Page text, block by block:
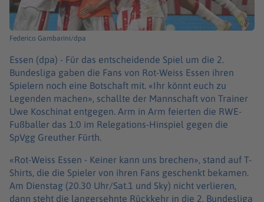
Federico Gambarini/dpa
Essen (dpa) - Für das entscheidende Spiel um die 2.
Bundesliga gaben die Fans von Rot-Weiss Essen ihren
Spielern noch eine Botschaft mit. «Ihr könnt euch zu
Legenden machen», schallte der Mannschaft von Trainer
Uwe Koschinat entgegen. Arm in Arm feierten die RWE-
Fußballer das 1:0 im Relegations-Hinspiel gegen die
SpVgg Greuther Fürth.
«Rot-Weiss Essen - Keiner kann uns brechen», stand auf T-
Shirts, die die Spieler von ihren Fans geschenkt bekamen.
Am Dienstag (20.30 Uhr/Sat.1 und Sky) nicht verlieren,
dann steht die langersehnte Rückkehr in die 2. Bundesliga